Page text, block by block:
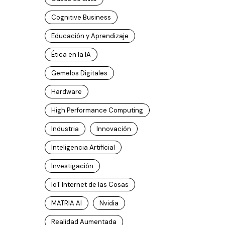
Cognitive Business
Educación y Aprendizaje
Ética en la IA
Gemelos Digitales
Hardware
High Performance Computing
Industria Innovación
Inteligencia Artificial
Investigación
IoT Internet de las Cosas
MATRIA AI Nvidia
Realidad Aumentada